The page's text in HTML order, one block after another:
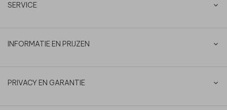
SERVICE
INFORMATIE EN PRIJZEN
PRIVACY EN GARANTIE